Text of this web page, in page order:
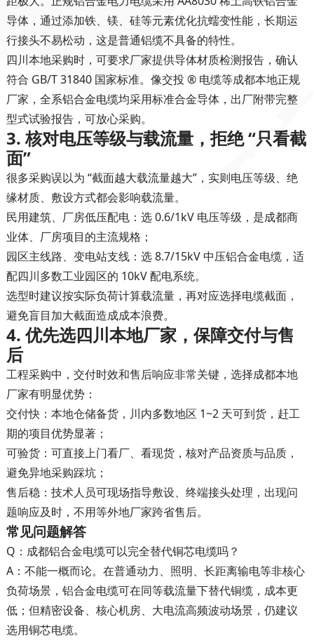
导体，通过添加铁、镁、硅等元素优化抗蠕变性能，长期运
行接头不易松动，这是普通铝缆不具备的特性。
四川本地采购时，可要求厂家提供导体材质检测报告，确认
符合 GB/T 31840 国家标准。像交投 ® 电缆等成都本地正规
厂家，全系铝合金电缆均采用标准合金导体，出厂附带完整
型式试验报告，可放心采购。
3. 核对电压等级与载流量，拒绝 “只看截
面”
很多采购误以为 “截面越大载流量越大”，实则电压等级、绝
缘材质、敷设方式都会影响载流量。
民用建筑、厂房低压配电：选 0.6/1kV 电压等级，是成都商
业体、厂房项目的主流规格；
园区主线路、变电站支线：选 8.7/15kV 中压铝合金电缆，适
配四川多数工业园区的 10kV 配电系统。
选型时建议按实际负荷计算载流量，再对应选择电缆截面，
避免盲目加大截面造成成本浪费。
4. 优先选四川本地厂家，保障交付与售
后
工程采购中，交付时效和售后响应非常关键，选择成都本地
厂家有明显优势：
交付快：本地仓储备货，川内多数地区 1~2 天可到货，赶工
期的项目优势显著；
可验货：可直接上门看厂、看现货，核对产品资质与品质，
避免异地采购踩坑；
售后稳：技术人员可现场指导敷设、终端接头处理，出现问
题响应及时，不用等外地厂家跨省售后。
常见问题解答
Q：成都铝合金电缆可以完全替代铜芯电缆吗？
A：不能一概而论。在普通动力、照明、长距离输电等非核心
负荷场景，铝合金电缆可在同等载流量下替代铜缆，成本更
低；但精密设备、核心机房、大电流高频波动场景，仍建议
选用铜芯电缆。